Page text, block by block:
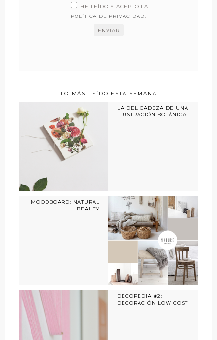
HE LEÍDO Y ACEPTO LA
POLÍTICA DE PRIVACIDAD.
LO MÁS LEÍDO ESTA SEMANA
LA DELICADEZA DE UNA
ILUSTRACIÓN BOTÁNICA
MOODBOARD: NATURAL
BEAUTY
DECOPEDIA #2:
DECORACIÓN LOW COST